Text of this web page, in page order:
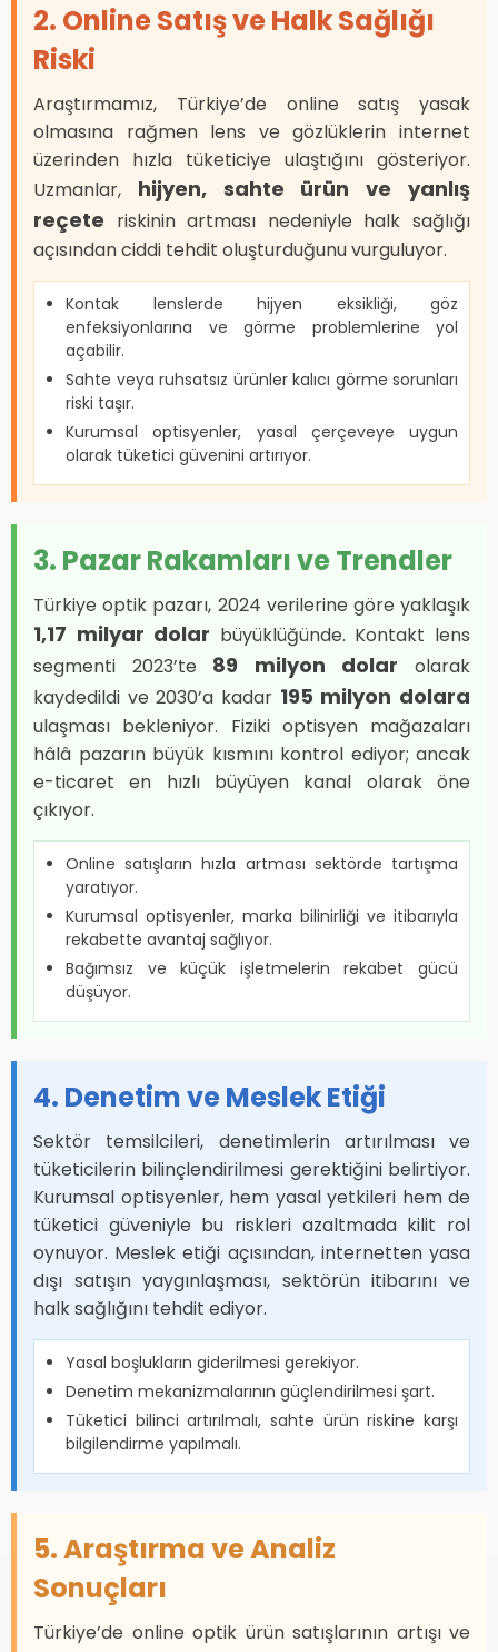
2. Online Satış ve Halk Sağlığı
Riski
Araştırmamız, Türkiye’de online satış yasak
olmasına rağmen lens ve gözlüklerin internet
üzerinden hızla tüketiciye ulaştığını gösteriyor.
Uzmanlar, hijyen, sahte ürün ve yanlış
reçete riskinin artması nedeniyle halk sağlığı
açısından ciddi tehdit oluşturduğunu vurguluyor.
Kontak lenslerde hijyen eksikliği, göz
enfeksiyonlarına ve görme problemlerine yol
açabilir.
Sahte veya ruhsatsız ürünler kalıcı görme sorunları
riski taşır.
Kurumsal optisyenler, yasal çerçeveye uygun
olarak tüketici güvenini artırıyor.
3. Pazar Rakamları ve Trendler
Türkiye optik pazarı, 2024 verilerine göre yaklaşık
1,17 milyar dolar büyüklüğünde. Kontakt lens
segmenti 2023’te 89 milyon dolar olarak
kaydedildi ve 2030’a kadar 195 milyon dolara
ulaşması bekleniyor. Fiziki optisyen mağazaları
hâlâ pazarın büyük kısmını kontrol ediyor; ancak
e-ticaret en hızlı büyüyen kanal olarak öne
çıkıyor.
Online satışların hızla artması sektörde tartışma
yaratıyor.
Kurumsal optisyenler, marka bilinirliği ve itibarıyla
rekabette avantaj sağlıyor.
Bağımsız ve küçük işletmelerin rekabet gücü
düşüyor.
4. Denetim ve Meslek Etiği
Sektör temsilcileri, denetimlerin artırılması ve
tüketicilerin bilinçlendirilmesi gerektiğini belirtiyor.
Kurumsal optisyenler, hem yasal yetkileri hem de
tüketici güveniyle bu riskleri azaltmada kilit rol
oynuyor. Meslek etiği açısından, internetten yasa
dışı satışın yaygınlaşması, sektörün itibarını ve
halk sağlığını tehdit ediyor.
Yasal boşlukların giderilmesi gerekiyor.
Denetim mekanizmalarının güçlendirilmesi şart.
Tüketici bilinci artırılmalı, sahte ürün riskine karşı
bilgilendirme yapılmalı.
5. Araştırma ve Analiz
Sonuçları
Türkiye’de online optik ürün satışlarının artışı ve